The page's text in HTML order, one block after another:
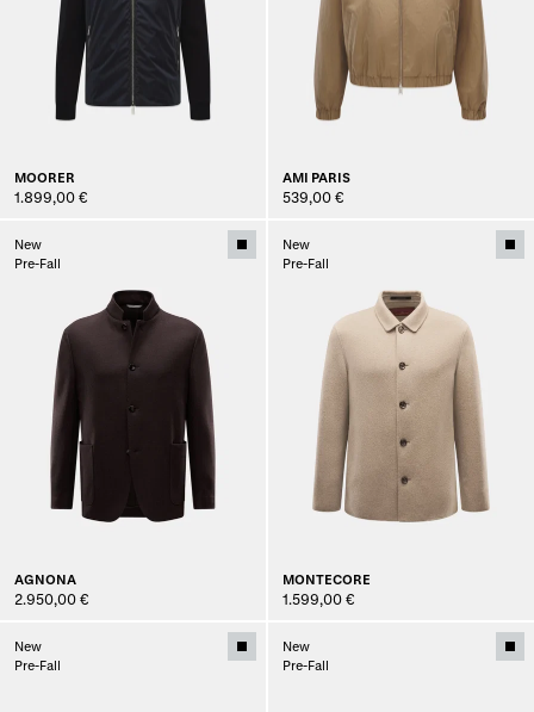
MOORER
1.899,00 €
AMI PARIS
539,00 €
New
Pre-Fall
AGNONA
2.950,00 €
New
Pre-Fall
MONTECORE
1.599,00 €
New
Pre-Fall
New
Pre-Fall